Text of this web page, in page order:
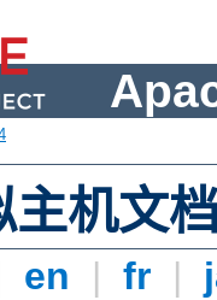
机文
en | fr |